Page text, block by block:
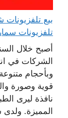
تلفزيونات
أصبح خلال
الشركات في
قوية وصورة
نافذة ليرى
المميزة.